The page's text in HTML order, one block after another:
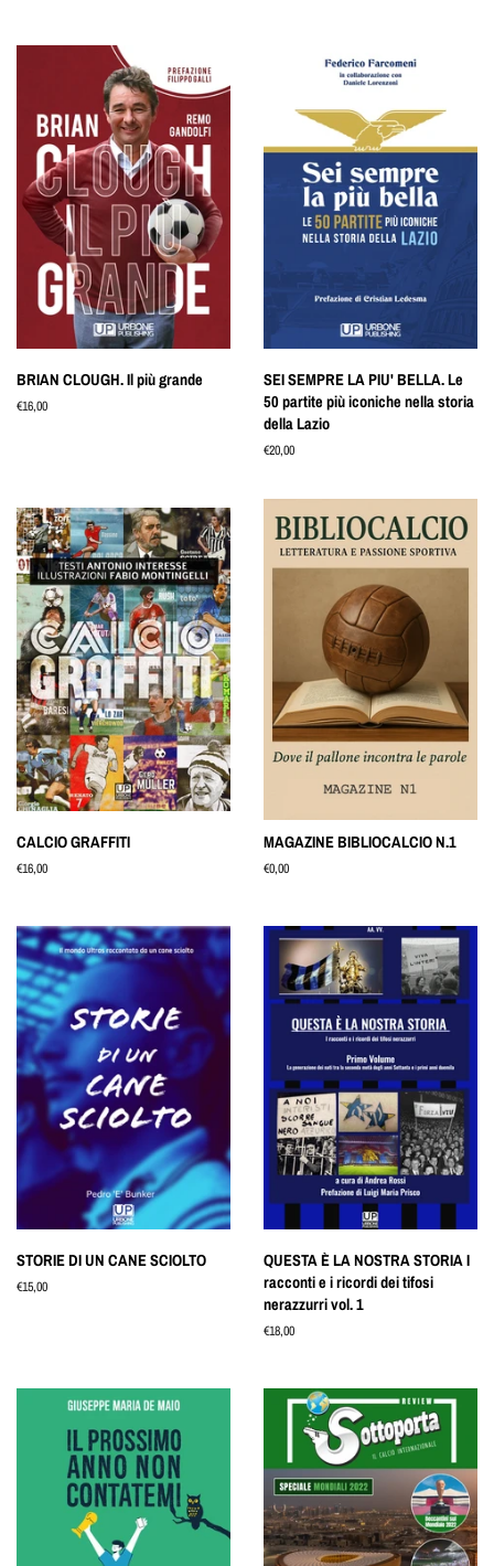
BRIAN CLOUGH. Il più grande
Prezzo
€16,00
SEI SEMPRE LA PIU' BELLA. Le
50 partite più iconiche nella storia
della Lazio
Prezzo
€20,00
CALCIO GRAFFITI
Prezzo
€16,00
MAGAZINE BIBLIOCALCIO N.1
Prezzo
€0,00
STORIE DI UN CANE SCIOLTO
Prezzo
€15,00
QUESTA È LA NOSTRA STORIA I
racconti e i ricordi dei tifosi
nerazzurri vol. 1
Prezzo
€18,00